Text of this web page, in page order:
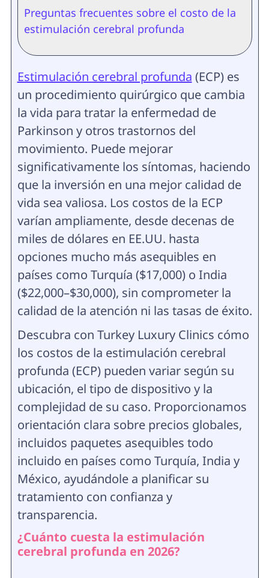
Preguntas frecuentes sobre el costo de la
estimulación cerebral profunda
Estimulación cerebral profunda (ECP) es
un procedimiento quirúrgico que cambia
la vida para tratar la enfermedad de
Parkinson y otros trastornos del
movimiento. Puede mejorar
significativamente los síntomas, haciendo
que la inversión en una mejor calidad de
vida sea valiosa. Los costos de la ECP
varían ampliamente, desde decenas de
miles de dólares en EE.UU. hasta
opciones mucho más asequibles en
países como Turquía ($17,000) o India
($22,000–$30,000), sin comprometer la
calidad de la atención ni las tasas de éxito.
Descubra con Turkey Luxury Clinics cómo
los costos de la estimulación cerebral
profunda (ECP) pueden variar según su
ubicación, el tipo de dispositivo y la
complejidad de su caso. Proporcionamos
orientación clara sobre precios globales,
incluidos paquetes asequibles todo
incluido en países como Turquía, India y
México, ayudándole a planificar su
tratamiento con confianza y
transparencia.
¿Cuánto cuesta la estimulación
cerebral profunda en 2026?